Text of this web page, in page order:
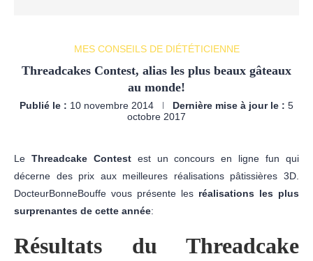
MES CONSEILS DE DIÉTÉTICIENNE
Threadcakes Contest, alias les plus beaux gâteaux
au monde!
Publié le : 10 novembre 2014 Dernière mise à jour le : 5
octobre 2017
Le Threadcake Contestest un concours en ligne fun qui
décerne des prix aux meilleures réalisations pâtissières 3D.
DocteurBonneBouffe vous présente les réalisations les plus
surprenantes de cette année:
Résultats du Threadcake